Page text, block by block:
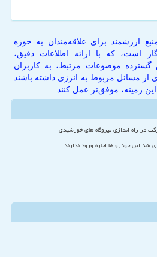
ارزشمند برای علاقه‌مندان به حوزه
است، که با ارائه اطلاعات دقیق،
موضوعات مرتبط، به کاربران
مسائل مربوط به انرژی داشته باشند
زمینه، موفق‌تر عمل کنند
در راه اندازی نیروگاه های خورشیدی
شد این خودرو ها اجازه ورود ندارند